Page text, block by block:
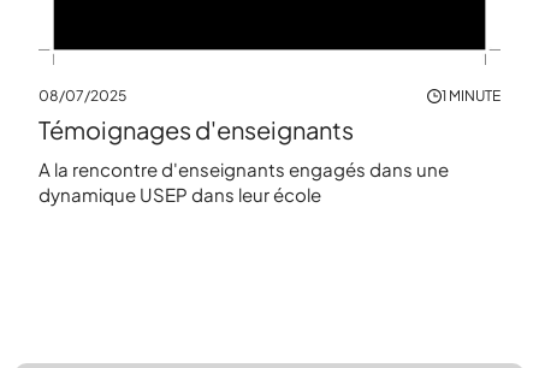
08/07/2025 1 MINUTE
Témoignages d'enseignants
A la rencontre d'enseignants engagés dans une
dynamique USEP dans leur école